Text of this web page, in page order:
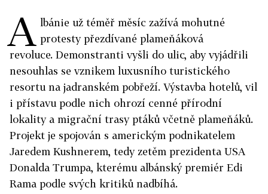
A lbánie už téměř měsíc zažívá mohutné
protesty přezdívané plameňáková
revoluce. Demonstranti vyšli do ulic, aby vyjádřili
nesouhlas se vznikem luxusního turistického
resortu na jadranském pobřeží. Výstavba hotelů, vil
i přístavu podle nich ohrozí cenné přírodní
lokality a migrační trasy ptáků včetně plameňáků.
Projekt je spojován s americkým podnikatelem
Jaredem Kushnerem, tedy zetěm prezidenta USA
Donalda Trumpa, kterému albánský premiér Edi
Rama podle svých kritiků nadbíhá.